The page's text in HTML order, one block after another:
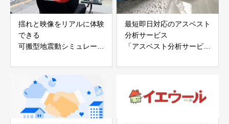
揺れと映像をリアルに体験
できる
可搬型地震動シミュレータ
白山工業株式会社
最短即日対応のアスベスト
分析サービス
「アスベスト分析サービ